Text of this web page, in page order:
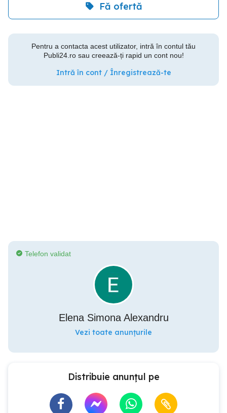
Fă ofertă
Pentru a contacta acest utilizator, intră în contul tău
Publi24.ro sau creează-ți rapid un cont nou!
Intră în cont / Înregistrează-te
Telefon validat
Elena Simona Alexandru
Vezi toate anunțurile
Distribuie anunțul pe